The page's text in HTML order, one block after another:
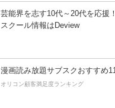
芸能界を志す10代～20代を応援
スクール情報はDeview
漫画読み放題サブスクおすすめ
オリコン顧客満足度ランキング